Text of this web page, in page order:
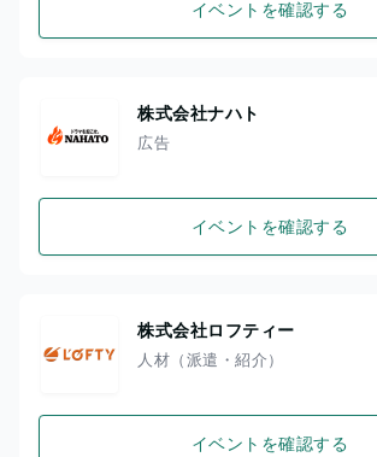
イベントを確認する
株式会社ナハト
広告
イベントを確認する
株式会社ロフティー
人材（派遣・紹介）
イベントを確認する